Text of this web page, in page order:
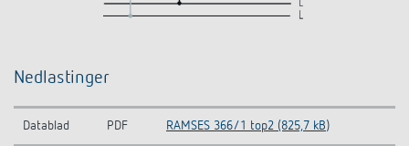
Nedlastinger
Datablad PDF RAMSES 366/1 top2 (825,7 kB)